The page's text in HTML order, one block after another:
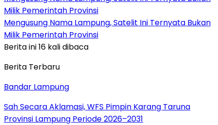
Milik Pemerintah Provinsi
Mengusung Nama Lampung, Satelit Ini Ternyata Bukan
Milik Pemerintah Provinsi
Berita ini 16 kali dibaca
Berita Terbaru
Bandar Lampung
Sah Secara Aklamasi, WFS Pimpin Karang Taruna
Provinsi Lampung Periode 2026–2031